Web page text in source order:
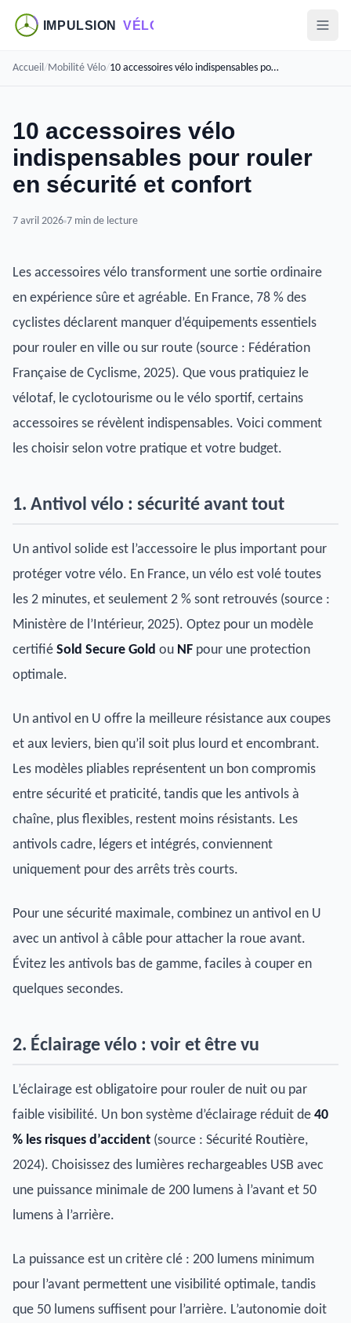
Accueil/Mobilité Vélo/ 10 accessoires vélo indispensables pour rouler en sécurité et confort
10 accessoires vélo
indispensables pour rouler
en sécurité et confort
7 avril 2026 7 min de lecture
Les accessoires vélo transforment une sortie ordinaire
en expérience sûre et agréable. En France, 78 % des
cyclistes déclarent manquer d’équipements essentiels
pour rouler en ville ou sur route (source : Fédération
Française de Cyclisme, 2025). Que vous pratiquiez le
vélotaf, le cyclotourisme ou le vélo sportif, certains
accessoires se révèlent indispensables. Voici comment
les choisir selon votre pratique et votre budget.
1. Antivol vélo : sécurité avant tout
Un antivol solide est l’accessoire le plus important pour
protéger votre vélo. En France, un vélo est volé toutes
les 2 minutes, et seulement 2 % sont retrouvés (source :
Ministère de l’Intérieur, 2025). Optez pour un modèle
certifié Sold Secure Gold ou NF pour une protection
optimale.
Un antivol en U offre la meilleure résistance aux coupes
et aux leviers, bien qu’il soit plus lourd et encombrant.
Les modèles pliables représentent un bon compromis
entre sécurité et praticité, tandis que les antivols à
chaîne, plus flexibles, restent moins résistants. Les
antivols cadre, légers et intégrés, conviennent
uniquement pour des arrêts très courts.
Pour une sécurité maximale, combinez un antivol en U
avec un antivol à câble pour attacher la roue avant.
Évitez les antivols bas de gamme, faciles à couper en
quelques secondes.
2. Éclairage vélo : voir et être vu
L’éclairage est obligatoire pour rouler de nuit ou par
faible visibilité. Un bon système d’éclairage réduit de 40
% les risques d’accident (source : Sécurité Routière,
2024). Choisissez des lumières rechargeables USB avec
une puissance minimale de 200 lumens à l’avant et 50
lumens à l’arrière.
La puissance est un critère clé : 200 lumens minimum
pour l’avant permettent une visibilité optimale, tandis
que 50 lumens suffisent pour l’arrière. L’autonomie doit